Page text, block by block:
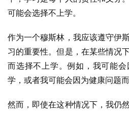
可能会选择不上学。
作为一个穆斯林，我应该遵守伊
习的重要性。但是，在某些情况
而选择不上学。例如，我可能
学，或者我可能会因为健康问题而
然而，即使在这种情况下，我仍